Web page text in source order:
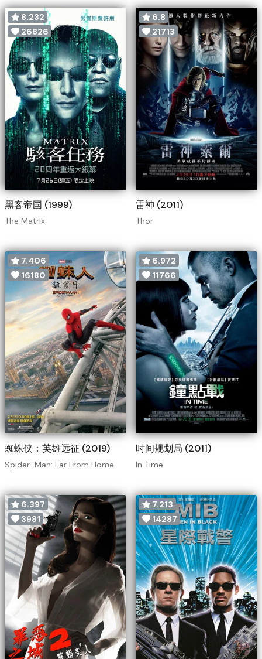
8.232
26826
黑客帝国 (1999)
The Matrix
6.8
21713
雷神 (2011)
Thor
7.406
16180
蜘蛛侠：英雄远征 (2019)
Spider-Man: Far From Home
6.972
11766
时间规划局 (2011)
In Time
6.397
3981
7.213
14287